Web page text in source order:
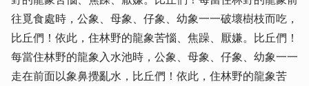
往覓食處時，公象、母象、仔象、幼象一一破壞樹枝而吃，
比丘們！依此，住林野的龍象苦惱、焦躁、厭嫌。比丘們！
每當住林野的龍象入水池時，公象、母象、仔象、幼象一一
走在前面以象鼻攪亂水，比丘們！依此，住林野的龍象苦